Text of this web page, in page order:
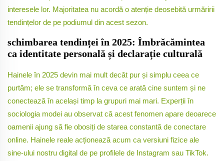
interesele lor. Majoritatea nu acordă o atenție deosebită urmăririi
tendințelor de pe podiumul din acest sezon.
schimbarea tendinței în 2025: Îmbrăcămintea
ca identitate personală și declarație culturală
Hainele în 2025 devin mai mult decât pur și simplu ceea ce
purtăm; ele se transformă în ceva ce arată cine suntem și ne
conectează în același timp la grupuri mai mari. Experții în
sociologia modei au observat că acest fenomen apare deoarece
oamenii ajung să fie obosiți de starea constantă de conectare
online. Hainele reale acționează acum ca versiuni fizice ale
sine-ului nostru digital de pe profilele de Instagram sau TikTok.